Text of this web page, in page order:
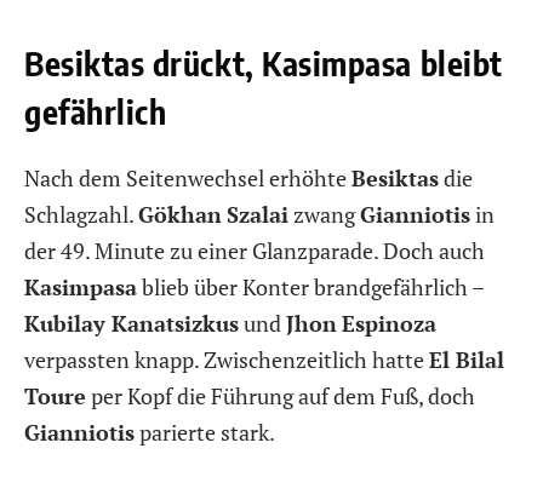
Besiktas drückt, Kasimpasa bleibt
gefährlich
Nach dem Seitenwechsel erhöhteBesiktasdie
Schlagzahl.GökhanSzalaizwangGianniotisin
der 49. Minute zu einer Glanzparade. Doch auch
Kasimpasablieb über Konter brandgefährlich –
Kubilay KanatsizkusundJhonEspinoza
verpassten knapp. Zwischenzeitlich hatteEl Bilal
Toure per Kopf die Führung auf dem Fuß, doch
Gianniotisparierte stark.